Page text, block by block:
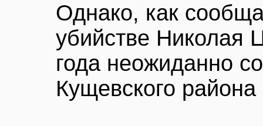
Однако, как
убийстве Николая
года неожиданно
Кущевского